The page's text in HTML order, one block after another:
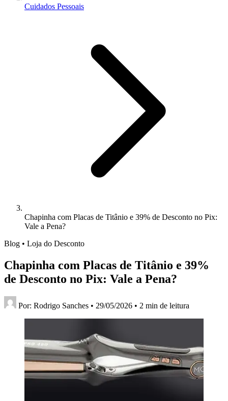
Cuidados Pessoais
Chapinha com Placas de Titânio e 39% de Desconto no Pix:
Vale a Pena?
Blog • Loja do Desconto
Chapinha com Placas de Titânio e 39%
de Desconto no Pix: Vale a Pena?
Por: Rodrigo Sanches • 29/05/2026 • 2 min de leitura